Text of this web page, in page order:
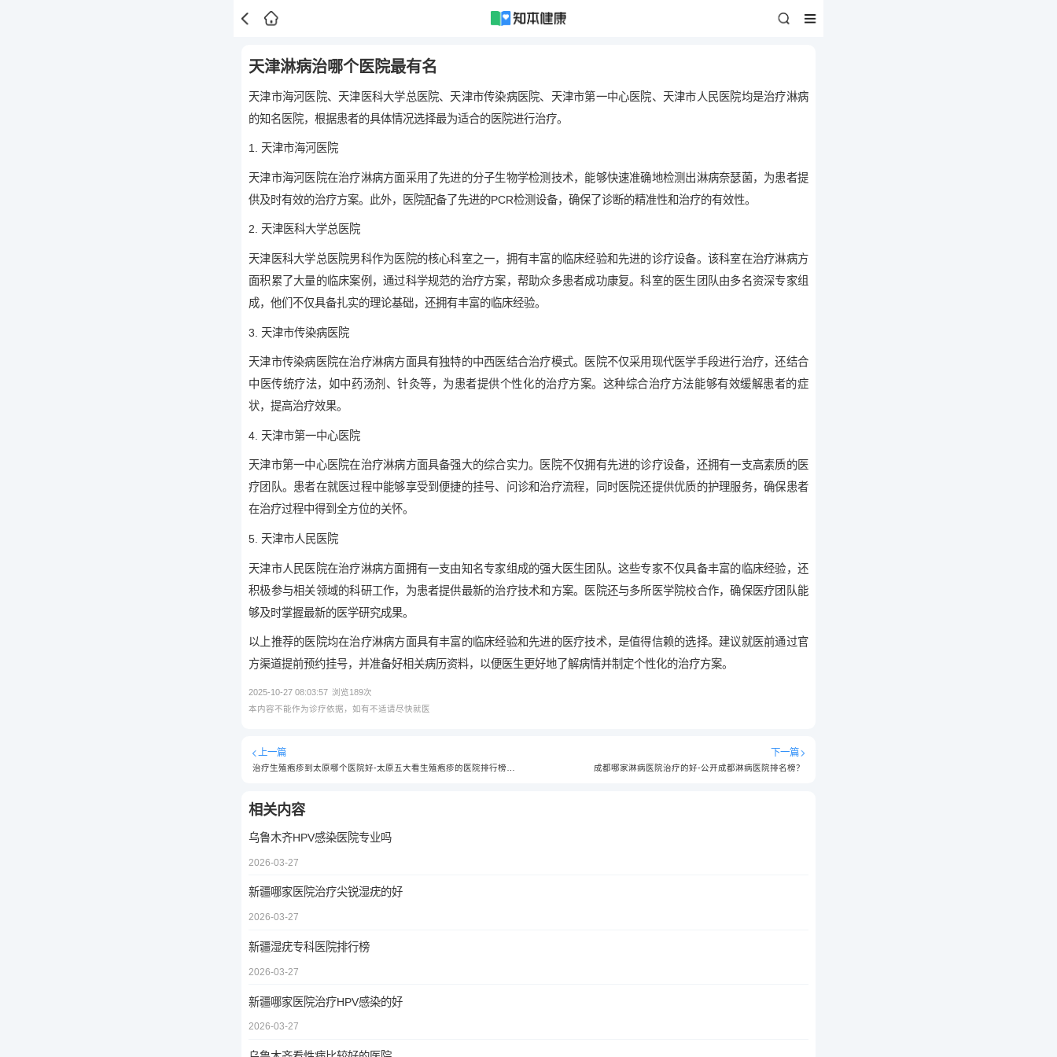
天津淋病治哪个医院最有名
天津市海河医院、天津医科大学总医院、天津市传染病医院、天津市第一中心医院、天津市人民医院均是治疗淋病
的知名医院，根据患者的具体情况选择最为适合的医院进行治疗。
1. 天津市海河医院
天津市海河医院在治疗淋病方面采用了先进的分子生物学检测技术，能够快速准确地检测出淋病奈瑟菌，为患者提
供及时有效的治疗方案。此外，医院配备了先进的PCR检测设备，确保了诊断的精准性和治疗的有效性。
2. 天津医科大学总医院
天津医科大学总医院男科作为医院的核心科室之一，拥有丰富的临床经验和先进的诊疗设备。该科室在治疗淋病方
面积累了大量的临床案例，通过科学规范的治疗方案，帮助众多患者成功康复。科室的医生团队由多名资深专家组
成，他们不仅具备扎实的理论基础，还拥有丰富的临床经验。
3. 天津市传染病医院
天津市传染病医院在治疗淋病方面具有独特的中西医结合治疗模式。医院不仅采用现代医学手段进行治疗，还结合
中医传统疗法，如中药汤剂、针灸等，为患者提供个性化的治疗方案。这种综合治疗方法能够有效缓解患者的症
状，提高治疗效果。
4. 天津市第一中心医院
天津市第一中心医院在治疗淋病方面具备强大的综合实力。医院不仅拥有先进的诊疗设备，还拥有一支高素质的医
疗团队。患者在就医过程中能够享受到便捷的挂号、问诊和治疗流程，同时医院还提供优质的护理服务，确保患者
在治疗过程中得到全方位的关怀。
5. 天津市人民医院
天津市人民医院在治疗淋病方面拥有一支由知名专家组成的强大医生团队。这些专家不仅具备丰富的临床经验，还
积极参与相关领域的科研工作，为患者提供最新的治疗技术和方案。医院还与多所医学院校合作，确保医疗团队能
够及时掌握最新的医学研究成果。
以上推荐的医院均在治疗淋病方面具有丰富的临床经验和先进的医疗技术，是值得信赖的选择。建议就医前通过官
方渠道提前预约挂号，并准备好相关病历资料，以便医生更好地了解病情并制定个性化的治疗方案。
2025-10-27 08:03:57 浏览189次
本内容不能作为诊疗依据，如有不适请尽快就医
上一篇 下一篇
成都哪家淋病医院治疗的好-公开成都淋病医院排名榜？
相关内容
乌鲁木齐HPV感染医院专业吗
2026-03-27
新疆哪家医院治疗尖锐湿疣的好
2026-03-27
新疆湿疣专科医院排行榜
2026-03-27
新疆哪家医院治疗HPV感染的好
2026-03-27